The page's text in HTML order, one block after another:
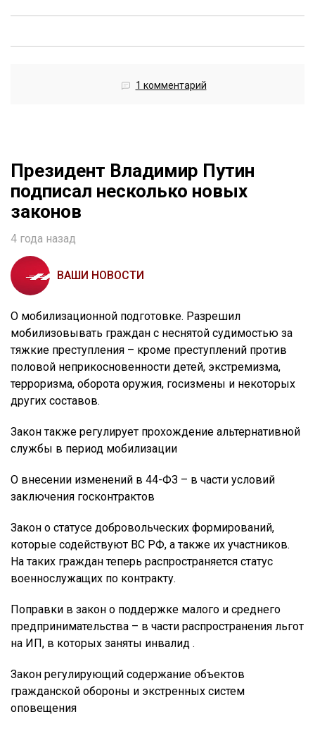
1 комментарий
Президент Владимир Путин
подписал несколько новых
законов
4 года назад
ВАШИ НОВОСТИ
О мобилизационной подготовке. Разрешил
мобилизовывать граждан с неснятой судимостью за
тяжкие преступления – кроме преступлений против
половой неприкосновенности детей, экстремизма,
терроризма, оборота оружия, госизмены и некоторых
других составов.
Закон также регулирует прохождение альтернативной
службы в период мобилизации
О внесении изменений в 44-ФЗ – в части условий
заключения госконтрактов
Закон о статусе добровольческих формирований,
которые содействуют ВС РФ, а также их участников.
На таких граждан теперь распространяется статус
военнослужащих по контракту.
Поправки в закон о поддержке малого и среднего
предпринимательства – в части распространения льгот
на ИП, в которых заняты инвалид .
Закон регулирующий содержание объектов
гражданской обороны и экстренных систем
оповещения